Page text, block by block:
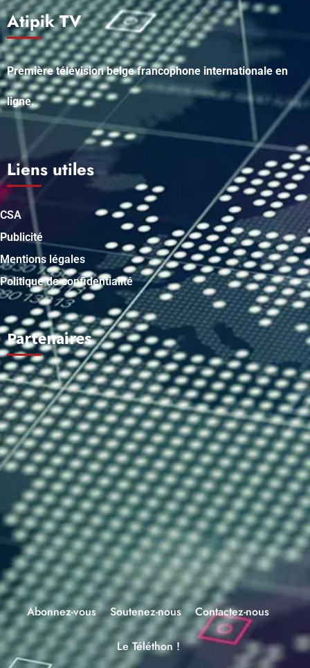
Atipik TV
Première télévision belge francophone internationale en
ligne.
Liens utiles
CSA
Publicité
Mentions légales
Politique de confidentialité
Partenaires
Abonnez-vous Soutenez-nous Contactez-nous
Le Téléthon !